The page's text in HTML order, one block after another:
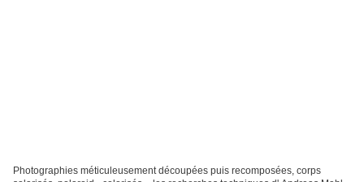
Photographies méticuleusement découpées puis recomposées, corps